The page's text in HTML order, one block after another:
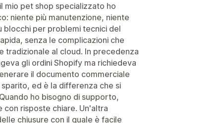
mio pet shop specializzato ho
niente più manutenzione, niente
blocchi per problemi tecnici del
senza le complicazioni che
tradizionale al cloud. In precedenza
gli ordini Shopify ma richiedeva
il documento commerciale
ed è la differenza che si
ho bisogno di supporto,
con risposte chiare. Un'altra
chiusure con il quale è facile